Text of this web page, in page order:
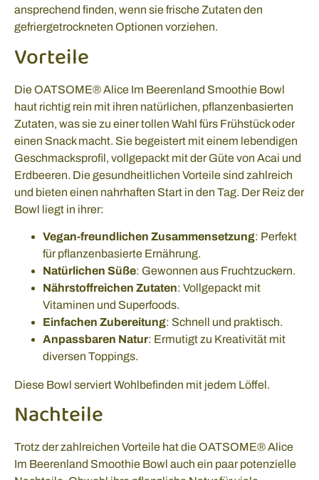
ansprechend finden, wenn sie frische Zutaten den
gefriergetrockneten Optionen vorziehen.
Vorteile
Die OATSOME® Alice Im Beerenland Smoothie Bowl
haut richtig rein mit ihren natürlichen, pflanzenbasierten
Zutaten, was sie zu einer tollen Wahl fürs Frühstück oder
einen Snack macht. Sie begeistert mit einem lebendigen
Geschmacksprofil, vollgepackt mit der Güte von Acai und
Erdbeeren. Die gesundheitlichen Vorteile sind zahlreich
und bieten einen nahrhaften Start in den Tag. Der Reiz der
Bowl liegt in ihrer:
Vegan-freundlichen Zusammensetzung: Perfekt
für pflanzenbasierte Ernährung.
Natürlichen Süße: Gewonnen aus Fruchtzuckern.
Nährstoffreichen Zutaten: Vollgepackt mit
Vitaminen und Superfoods.
Einfachen Zubereitung: Schnell und praktisch.
Anpassbaren Natur: Ermutigt zu Kreativität mit
diversen Toppings.
Diese Bowl serviert Wohlbefinden mit jedem Löffel.
Nachteile
Trotz der zahlreichen Vorteile hat die OATSOME® Alice
Im Beerenland Smoothie Bowl auch ein paar potenzielle